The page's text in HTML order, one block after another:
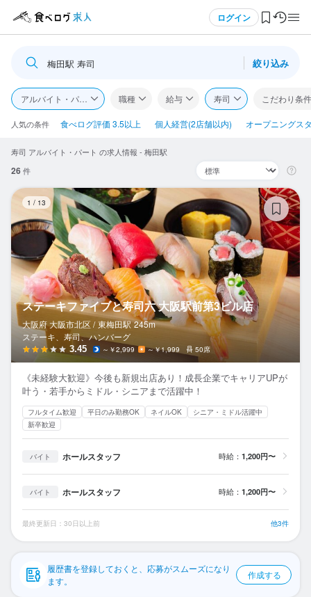
ログイン
食べログ求人TOP
求人検索
閲覧履歴
気になる求人
検索履歴・保存した条件
応募履歴
WEB履歴書
スカウト・メルマガ受信設定
ヘルプ・お問い合わせフォーム
食べログ求人PRESS
プライバシーポリシー
利用規約
企業情報
梅田駅 寿司 絞り込み
アルバイト・パート 職種 給与 寿司 こだわり条件
人気の条件 食べログ評価 3.5以上 個人経営(2店舗以内) オープニングス
寿司 アルバイト・パート の求人情報 - 梅田駅
26件
1 / 13
ステーキファイブと寿司六 大阪駅前第3ビル店
大阪府 大阪市北区 / 東梅田駅 245m
ステーキ、寿司、ハンバーグ
3.45 ～￥2,999 ～￥1,999 50席
《未経験大歓迎》今後も新規出店あり！成長企業でキャリアUPが
叶う・若手からミドル・シニアまで活躍中！
フルタイム歓迎 平日のみ勤務OK ネイルOK
シニア・ミドル活躍中
新卒歓迎
バイト ホールスタッフ 時給： 1,200円〜
バイト ホールスタッフ 時給： 1,200円〜
最終更新日：30日以上前 他3件
履歴書を登録しておくと、応募がスムーズになり
ます。
作成する